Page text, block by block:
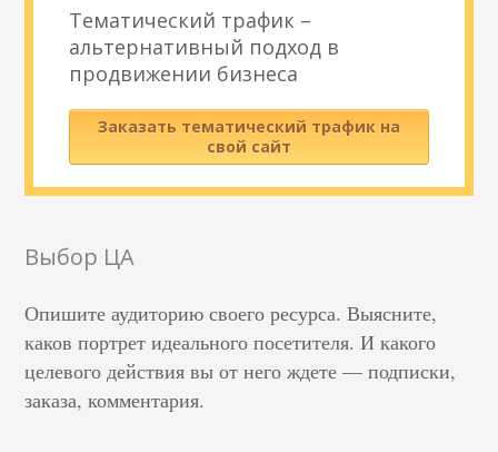
Тематический трафик –
альтернативный подход в
продвижении бизнеса
Заказать тематический трафик на
свой сайт
Выбор ЦА
Опишите аудиторию своего ресурса. Выясните,
каков портрет идеального посетителя. И какого
целевого действия вы от него ждете — подписки,
заказа, комментария.